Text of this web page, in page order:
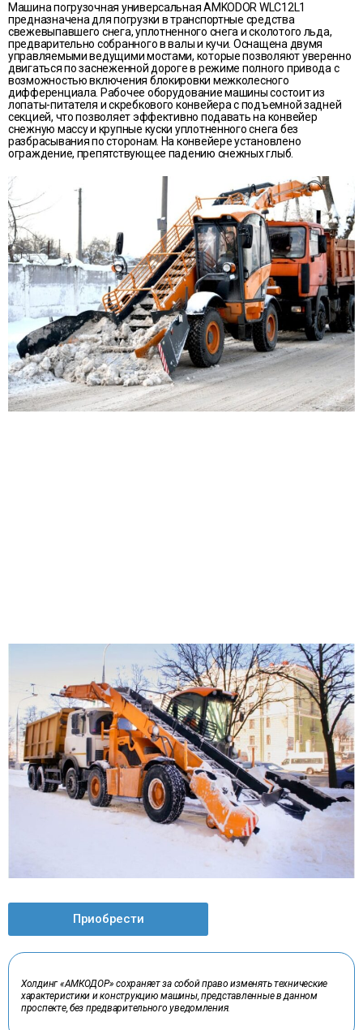
Машина погрузочная универсальная АMKODOR WLC12L1
предназначена для погрузки в транспортные средства
свежевыпавшего снега, уплотненного снега и сколотого льда,
предварительно собранного в валы и кучи. Оснащена двумя
управляемыми ведущими мостами, которые позволяют уверенно
двигаться по заснеженной дороге в режиме полного привода с
возможностью включения блокировки межколесного
дифференциала. Рабочее оборудование машины состоит из
лопаты-питателя и скребкового конвейера с подъемной задней
секцией, что позволяет эффективно подавать на конвейер
снежную массу и крупные куски уплотненного снега без
разбрасывания по сторонам. На конвейере установлено
ограждение, препятствующее падению снежных глыб.
Приобрести
Холдинг «АМКОДОР» сохраняет за собой право изменять технические
характеристики и конструкцию машины, представленные в данном
проспекте, без предварительного уведомления.